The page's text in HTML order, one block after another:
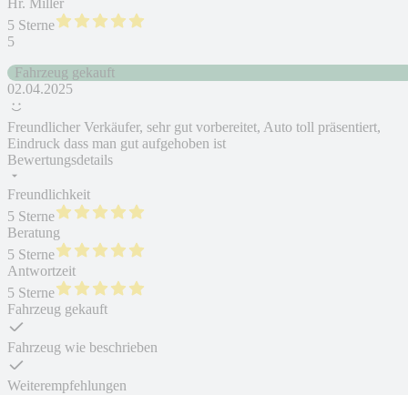
Hr. Miller
5 Sterne
5
Fahrzeug gekauft
02.04.2025
Freundlicher Verkäufer, sehr gut vorbereitet, Auto toll präsentiert,
Eindruck dass man gut aufgehoben ist
Bewertungsdetails
Freundlichkeit
5 Sterne
Beratung
5 Sterne
Antwortzeit
5 Sterne
Fahrzeug gekauft
Fahrzeug wie beschrieben
Weiterempfehlungen